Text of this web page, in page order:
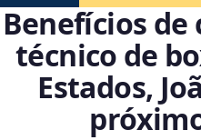
Benefícios
técnico de
Estados,